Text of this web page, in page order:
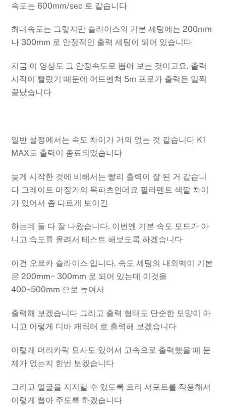
속도는 600mm/sec 로 같습니다
최대속도는 그렇지만 슬라이스의 기본 세팅에는 200mm
나 300mm 로 안정적인 출력 세팅이 되어 있습니다
지금 이 영상도 그 안정속도로 뽑아 보는 것이고요. 출력
시작이 빨랐기 때문에 어드벤쳐 5m 프로가 출력은 일찍
끝났습니다
일반 설정에서는 속도 차이가 거의 없는 것 같습니다 K1
MAX도 출력이 종료되었습니다
늦게 시작한 것에 비해서는 빨리 출력이 잘 된 거 같습니
다 그레이트 마징가의 목파츠인데요 필라멘트 색깔 차이
가 있어서 좀 다르게 보이긴
하는데 둘 다 잘 나왔습니다. 이번엔 기본 속도 모드가 아
니고 속도를 올려서 테스트 해보도록 하겠습니다
이건 오르카 슬라이스 입니다. 속도 세팅의 내외벽이 기본
은 200mm~ 300mm 로 되어 있는데 이것을
400~500mm 으로 높여서
출력해 보겠습니다 그리고 출력 형태도 단순한 모양이 아
니고 이렇게 디바 캐릭터 로 출력해 보겠습니다
이렇게 머리카락 묘사도 있어서 고속으로 출력했을 때 문
제가 없는지 한번 보겠습니다
그리고 얼굴을 지지할 수 있도록 트리 서포트를 적용해서
이렇게 뽑아 주도록 하겠습니다